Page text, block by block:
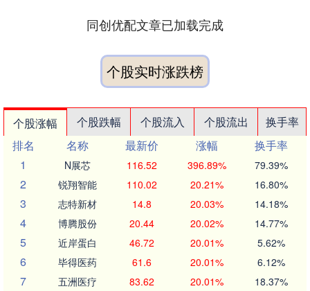
同创优配文章已加载完成
个股实时涨跌榜
个股涨幅 个股跌幅 个股流入 个股流出
换手率
排名
名称 最新价 涨幅
换手率
1
N展芯 116.52 396.89% 79.39%
2 锐翔智能 110.02 20.21% 16.80%
3 志特新材 14.8 20.03% 14.18%
4 博腾股份 20.44 20.02% 14.77%
5 近岸蛋白 46.72 20.01% 5.62%
6 毕得医药 61.6 20.01% 6.12%
7 五洲医疗 83.62 20.01% 18.37%